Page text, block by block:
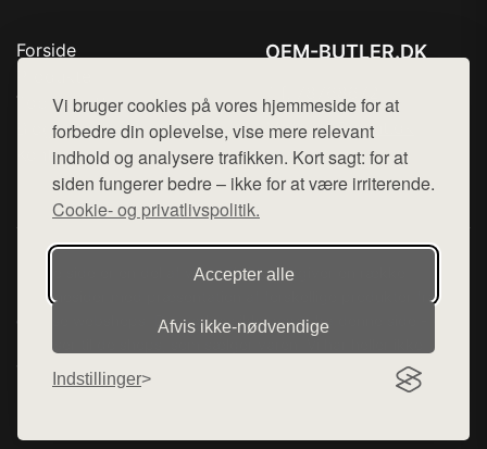
Vi bruger cookies på vores hjemmeside for at
forbedre din oplevelse, vise mere relevant
indhold og analysere trafikken. Kort sagt: for at
siden fungerer bedre – ikke for at være irriterende.
Cookie- og privatlivspolitik.
Accepter alle
Afvis ikke‑nødvendige
Indstillinger
Forside
Top Rabatter
Blog
Kontakt
OEM-BUTLER.DK
Mail: hej@want.dk
Cookie- og privatlivspolitik
Denne side er en del af want.dk, der udgiver en række
hjemmesider med præsentation af forskellige produkter fra
diverse webshops. Der sælges ikke varer fra denne side - vi
henviser til de shops, som sælger varen. Vi har heller ikke
varerne på lager.